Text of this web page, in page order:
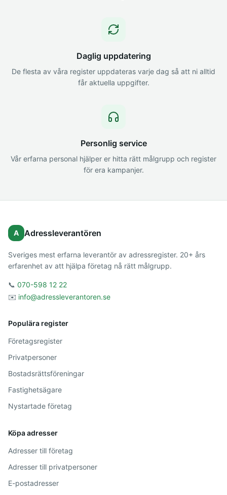
Daglig uppdatering
De flesta av våra register uppdateras varje dag så att ni alltid
får aktuella uppgifter.
Personlig service
Vår erfarna personal hjälper er hitta rätt målgrupp och register
för era kampanjer.
A Adressleverantören
Sveriges mest erfarna leverantör av adressregister. 20+ års
erfarenhet av att hjälpa företag nå rätt målgrupp.
📞 070-598 12 22
✉️ info@adressleverantoren.se
Populära register
Företagsregister
Privatpersoner
Bostadsrättsföreningar
Fastighetsägare
Nystartade företag
Köpa adresser
Adresser till företag
Adresser till privatpersoner
E-postadresser